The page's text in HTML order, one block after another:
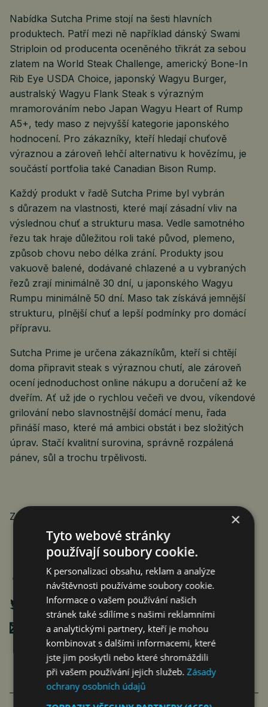
Nabídka Sutcha Prime stojí na šesti hlavních
produktech. Patří mezi ně například dánský Swami
Striploin od producenta oceněného třikrát za sebou
zlatem na World Steak Challenge, americký Bone-In
Rib Eye USDA Choice, japonský Wagyu Burger,
australský Wagyu Flank Steak s výrazným
mramorováním nebo Japan Wagyu Heart of Rump
A5+, tedy maso z nejvyšší kategorie japonského
hodnocení. Pro zákazníky, kteří hledají chuťově
výraznou a zároveň lehčí alternativu k hovězímu, je
součástí portfolia také Canadian Bison Rump.
Každý produkt v řadě Sutcha Prime byl vybrán
s důrazem na vlastnosti, které mají zásadní vliv na
výslednou chuť a strukturu masa. Vedle samotného
řezu tak hraje důležitou roli také původ, plemeno,
způsob chovu nebo délka zrání. Produkty jsou
vakuově balené, dodávané chlazené a u vybraných
řezů zrají minimálně 30 dní, u japonského Wagyu
Rumpu minimálně 50 dní. Maso tak získává jemnější
strukturu, plnější chuť a lepší podmínky pro domácí
přípravu.
Sutcha Prime je určena zákazníkům, kteří si chtějí
doma připravit steak s výraznou chutí, ale zároveň
ocení jednoduchost online nákupu a doručení až ke
dveřím. Ať už jde o rychlou večeři ve dvou, víkendové
grilování nebo slavnostnější domácí menu, řada
přináší maso, které má ambici obstát i bez složitých
úprav. Stačí kvalitní surovina, správně rozpálená
pánev, sůl a trochu trpělivosti.
Zdroj: Rohlik.cz
Poslat mailem
×
Tyto webové stránky
používají soubory cookie.
K personalizaci obsahu, reklam a analýze
návštěvnosti používáme soubory cookie.
Informace o vašem používání našich
stránek také sdílíme s našimi reklamními
a analytickými partnery, kteří je mohou
kombinovat s dalšími informacemi, které
jste jim poskytli nebo které shromáždili
při vašem používání jejich služeb.Zásady
ochrany osobních údajů